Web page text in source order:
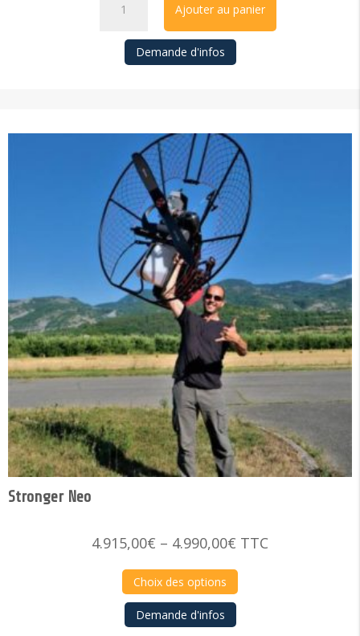
flywheel/stator
quantity
Ajouter au panier
Demande d'infos
Stronger Neo
4.915,00€ – 4.990,00€ Price
through
4.990,00€
TTC
Choix des options
Demande d'infos